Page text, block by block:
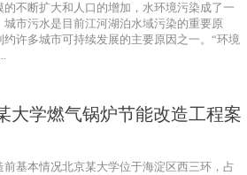
的不断扩大和人口的增加，水环境污染成了一
城市污水是目前江河湖泊水域污染的重要原
约许多城市可持续发展的主要原因之一。“环境
大学燃气锅炉节能改造工程案
前基本情况北京某大学位于海淀区西三环，占